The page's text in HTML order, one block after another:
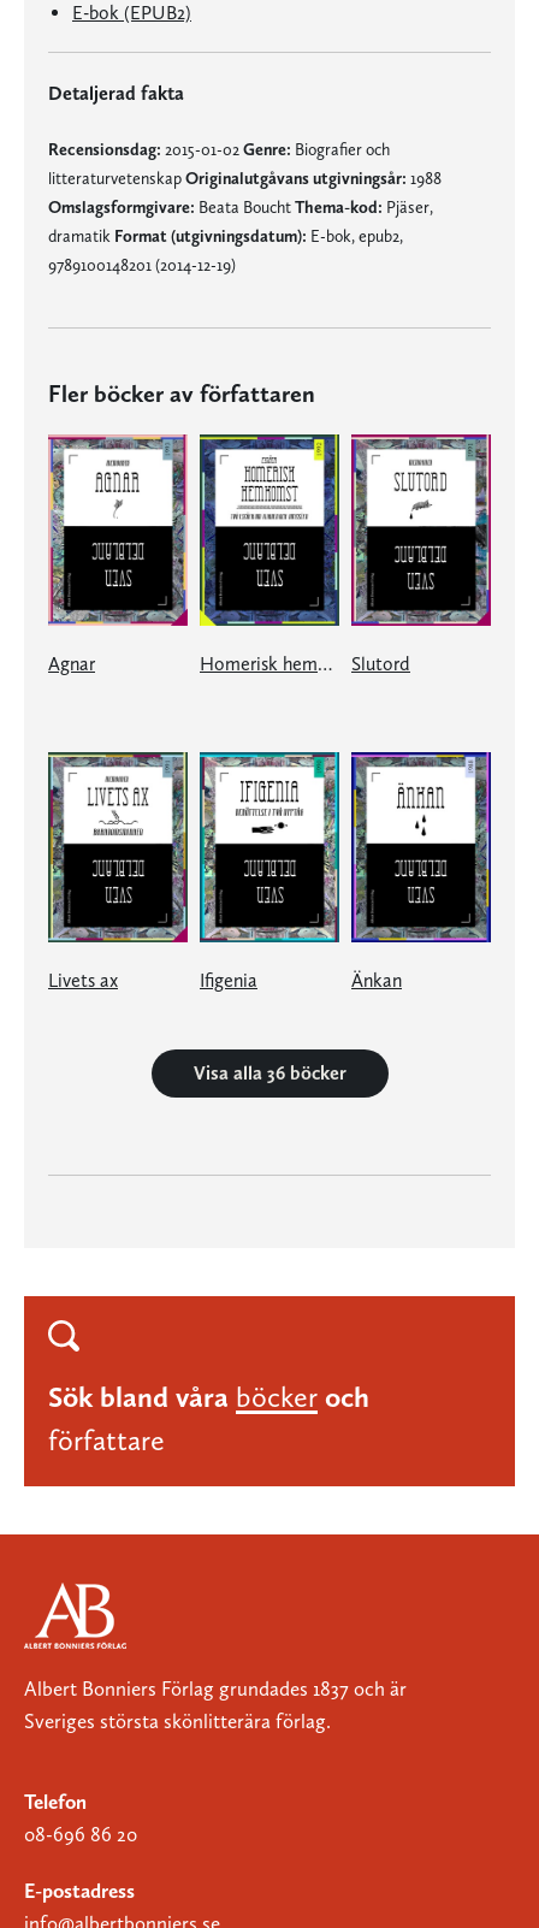
E-bok (EPUB2)
Detaljerad fakta
Recensionsdag: 2015-01-02 Genre: Biografier och
litteraturvetenskapOriginalutgåvans utgivningsår: 1988
Omslagsformgivare: Beata BouchtThema-kod: Pjäser,
dramatik Format (utgivningsdatum): E-bok, epub2,
9789100148201 (2014-12-19)
Fler böcker av författaren
Agnar Homerisk hemkomst Slutord
Livets ax Ifigenia Änkan
Visa alla 36 böcker
Sök bland våra böcker och
författare
Albert Bonniers Förlag grundades 1837 och är
Sveriges största skönlitterära förlag.
Telefon
08-696 86 20
E-postadress